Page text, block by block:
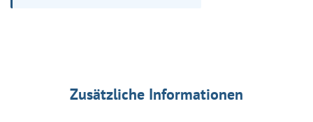
Zusätzliche Informationen